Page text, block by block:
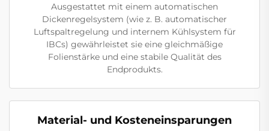
Ausgestattet mit einem automatischen
Dickenregelsystem (wie z. B. automatischer
Luftspaltregelung und internem Kühlsystem für
IBCs) gewährleistet sie eine gleichmäßige
Folienstärke und eine stabile Qualität des
Endprodukts.
Material- und Kosteneinsparungen